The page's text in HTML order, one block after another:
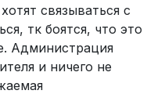
связываться с
тк боятся, что это
Администрация
и ничего не